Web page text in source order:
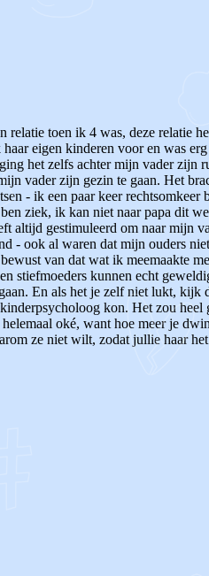
toen ik 4 was, deze relatie
eigen kinderen voor en was
het zelfs achter mijn vader zijn
vader zijn gezin te gaan. Het
- ik een paar keer rechtsomkeer
ziek, ik kan niet naar papa dit
altijd gestimuleerd om naar mijn
- ook al waren dat mijn ouders
van dat wat ik meemaakte
stiefmoeders kunnen echt
En als het je zelf niet lukt, kijk
kon. Het zou heel
oké, want hoe meer je
ze niet wilt, zodat jullie haar